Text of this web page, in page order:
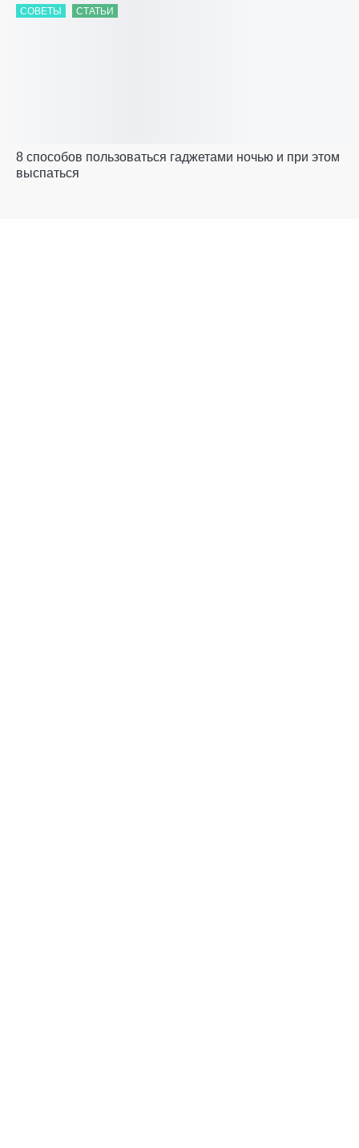
СОВЕТЫ СТАТЬИ
8 способов пользоваться гаджетами ночью и при этом
выспаться